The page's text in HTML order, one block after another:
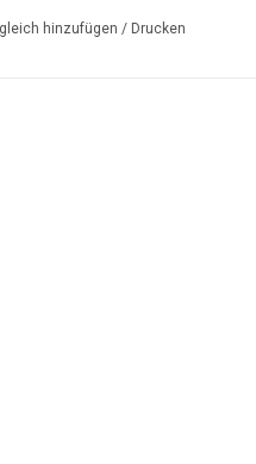
hinzufügen / Drucken